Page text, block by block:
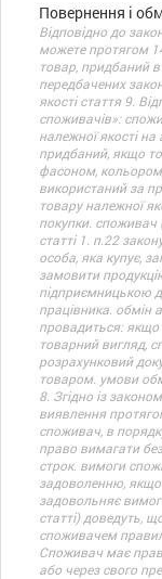
Повернення і
Відповідно до
можете протягом
товар, придбаний
передбачених
якості стаття 9.
споживачів»:
належної якості
придбаний, якщо
фасоном,
використаний за
товару належної
покупки. споживач
статті 1. п.22
особа, яка купує,
замовити
підприємницькою
працівника. обмін
провадиться:
товарний вигляд,
розрахунковий
товаром. умови
8. Згідно із
виявлення
споживач, в
право вимагати
строк. вимоги
задоволенню,
задовольняє
статті) доведуть,
споживачем
Споживач має
або через свого